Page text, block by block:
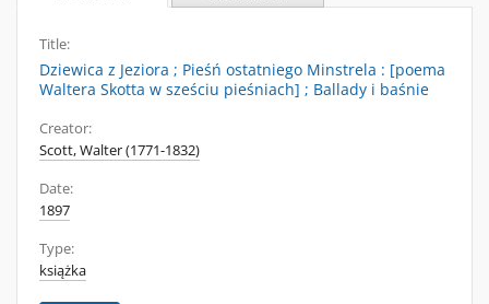
Title:
Dziewica z Jeziora ; Pieśń ostatniego Minstrela : [poema
Waltera Skotta w sześciu pieśniach] ; Ballady i baśnie
Creator:
Scott, Walter (1771-1832)
Date:
1897
Type:
książka